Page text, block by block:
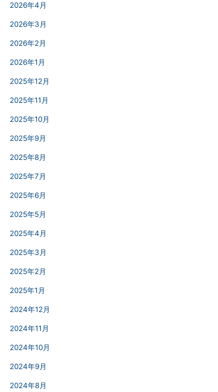
2026年4月
2026年3月
2026年2月
2026年1月
2025年12月
2025年11月
2025年10月
2025年9月
2025年8月
2025年7月
2025年6月
2025年5月
2025年4月
2025年3月
2025年2月
2025年1月
2024年12月
2024年11月
2024年10月
2024年9月
2024年8月